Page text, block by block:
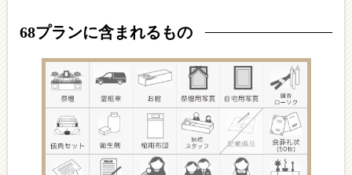
68プランに含まれるもの